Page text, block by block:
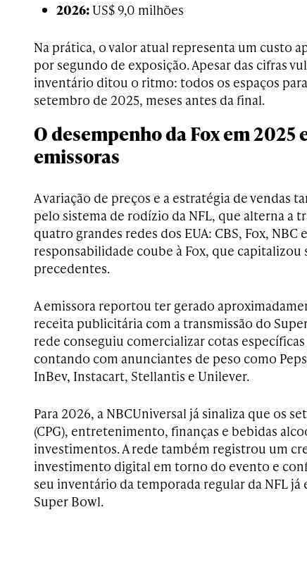
2026:US$ 9,0 milhões
Na prática, o valor atual representa um custo
por segundo de exposição. Apesar das cifras
inventário ditou o ritmo: todos os espaços
setembro de 2025, meses antes da final.
O desempenho da Fox em 2025
emissoras
A variação de preços e a estratégia de vendas
pelo sistema de rodízio da NFL, que alterna a
quatro grandes redes dos EUA: CBS, Fox, NBC
responsabilidade coube à Fox, que capitalizou
precedentes.
A emissora reportou ter gerado
receita publicitária com a transmissão do
rede conseguiu comercializar cotas
contando com anunciantes de peso como
InBev, Instacart, Stellantis e Unilever.
Para 2026, a NBCUniversal já sinaliza que os
(CPG), entretenimento, finanças e bebidas
investimentos. A rede também registrou um
investimento digital em torno do evento e
seu inventário da temporada regular da NFL já
Super Bowl.